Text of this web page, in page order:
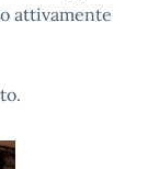
attivamente